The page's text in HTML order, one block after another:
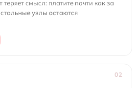
смысл: платите почти как за
узлы остаются
02